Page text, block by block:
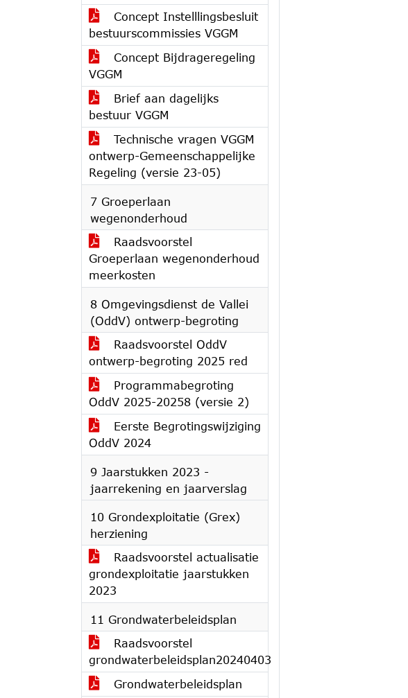
Concept Instelllingsbesluit
bestuurscommissies VGGM
Concept Bijdrageregeling
VGGM
Brief aan dagelijks
bestuur VGGM
Technische vragen VGGM
ontwerp-Gemeenschappelijke
Regeling (versie 23-05)
7 Groeperlaan
wegenonderhoud
Raadsvoorstel
Groeperlaan wegenonderhoud
meerkosten
8 Omgevingsdienst de Vallei
(OddV) ontwerp-begroting
Raadsvoorstel OddV
ontwerp-begroting 2025 red
Programmabegroting
OddV 2025-20258 (versie 2)
Eerste Begrotingswijziging
OddV 2024
9 Jaarstukken 2023 -
jaarrekening en jaarverslag
10 Grondexploitatie (Grex)
herziening
Raadsvoorstel actualisatie
grondexploitatie jaarstukken
2023
11 Grondwaterbeleidsplan
Raadsvoorstel
grondwaterbeleidsplan20240403
Grondwaterbeleidsplan